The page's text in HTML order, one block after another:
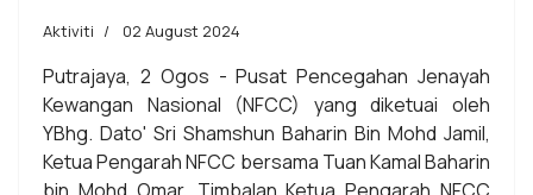
Aktiviti 02 August 2024
Putrajaya, 2 Ogos - Pusat Pencegahan Jenayah
Kewangan Nasional (NFCC) yang diketuai oleh
YBhg. Dato' Sri Shamshun Baharin Bin Mohd Jamil,
Ketua Pengarah NFCC bersama Tuan Kamal Baharin